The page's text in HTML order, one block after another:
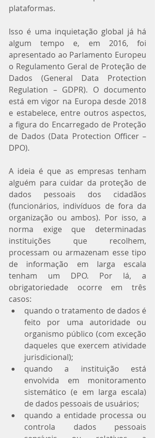
plataformas.
Isso é uma inquietação global já há
algum tempo e, em 2016, foi
apresentado ao Parlamento Europeu
o Regulamento Geral de Proteção de
Dados (General Data Protection
Regulation – GDPR). O documento
está em vigor na Europa desde 2018
e estabelece, entre outros aspectos,
a figura do Encarregado de Proteção
de Dados (Data Protection Officer –
DPO).
A ideia é que as empresas tenham
alguém para cuidar da proteção de
dados pessoais dos cidadãos
(funcionários, indivíduos de fora da
organização ou ambos). Por isso, a
norma exige que determinadas
instituições que recolhem,
processam ou armazenam esse tipo
de informação em larga escala
tenham um DPO. Por lá, a
obrigatoriedade ocorre em três
casos:
quando o tratamento de dados é
feito por uma autoridade ou
organismo público (com exceção
daqueles que exercem atividade
jurisdicional);
quando a instituição está
envolvida em monitoramento
sistemático (e em larga escala)
de dados pessoais de usuários;
quando a entidade processa ou
controla dados pessoais